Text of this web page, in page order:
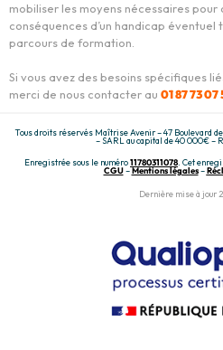
mobiliser les moyens nécessaires pour
conséquences d’un handicap éventuel
parcours de formation.
Si vous avez des besoins spécifiques
merci de nous contacter au 01 87 73 07
Tous droits réservés Maîtrise Avenir – 47 Boulevard
– SARL au capital de 40 000€ –
Enregistrée sous le numéro11780311078 . Cet
CGU–Mentions légales–
Dernière mise à jour